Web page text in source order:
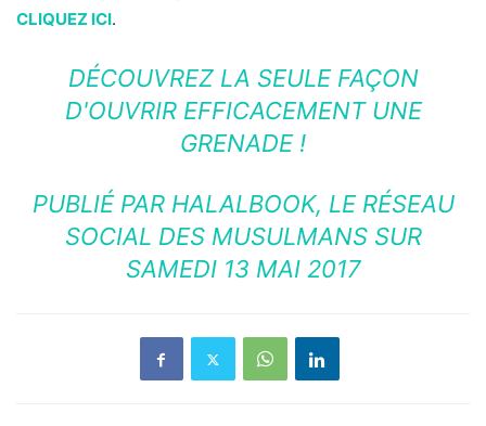
CLIQUEZ ICI.
DÉCOUVREZ LA SEULE FAÇON
D'OUVRIR EFFICACEMENT UNE
GRENADE !
PUBLIÉ PAR HALALBOOK, LE RÉSEAU
SOCIAL DES MUSULMANSSUR
SAMEDI 13 MAI 2017